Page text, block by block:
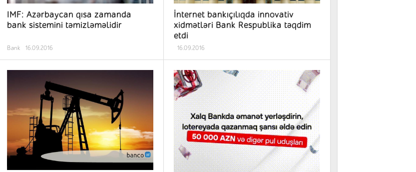
IMF: Azərbaycan qısa zamanda
bank sistemini təmizləməlidir
Bank 16.09.2016
İnternet bankıçılıqda innovativ
xidmətləri Bank Respublika təqdim
etdi
16.09.2016